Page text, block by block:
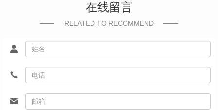
在线留言
RELATED TO RECOMMEND